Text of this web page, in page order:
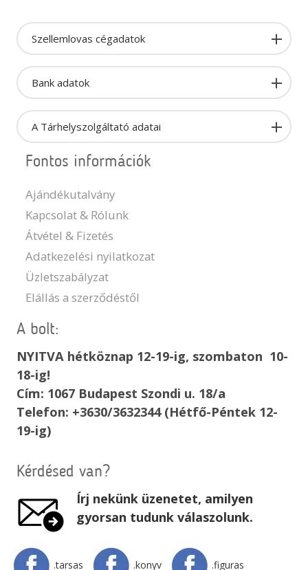
Szellemlovas cégadatok
Bank adatok
A Tárhelyszolgáltató adatai
Fontos információk
Ajándékutalvány
Kapcsolat & Rólunk
Átvétel & Fizetés
Adatkezelési nyilatkozat
Üzletszabályzat
Elállás a szerződéstől
A bolt:
NYITVA hétköznap 12-19-ig, szombaton 10-
18-ig!
Cím: 1067 Budapest Szondi u. 18/a
Telefon: +3630/3632344 (Hétfő-Péntek 12-
19-ig)
Kérdésed van?
Írj nekünk üzenetet, amilyen
gyorsan tudunk válaszolunk.
.tarsas .konyv .figuras